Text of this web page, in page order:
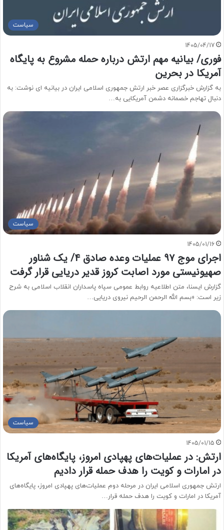
سیاست
1405/04/17
فوری/ بیانیه مهم ارتش درباره حمله مشروع به پایگاه
آمریکا در بحرین
به گزارش خبرگزاری عصر خبر ارتش جمهوری اسلامی ایران در بیانیه ای نوشت: به
دنبال تهاجم خصمانه دشمن آمریکایی به…
سیاست
1405/01/16
اجرای موج ۹۷ عملیات وعده صادق ۴/ یک شناور
صهیونیستی مورد اصابت کروز قدیر دریایی قرار گرفت
گزارش ایسنا، متن اطلاعیه روابط عمومی سپاه پاسداران انقلاب اسلامی به شرح
زیر است: «بسم الله الرحمن الرحیم نیروی دریایی…
سیاست
1405/01/15
ارتش: در عملیات‌های پهپادی امروز، پایگاه‌های آمریکا
در امارات و کویت را هدف حمله قرار دادیم
ارتش جمهوری اسلامی ایران در مرحله دوم عملیات‌های پهپادی امروز، پایگاه‌های
آمریکا در امارات و کویت را هدف حمله قرار…